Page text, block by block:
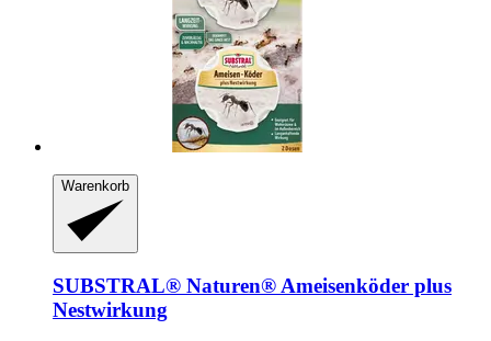
Warenkorb
SUBSTRAL® Naturen® Ameisenköder plus
Nestwirkung